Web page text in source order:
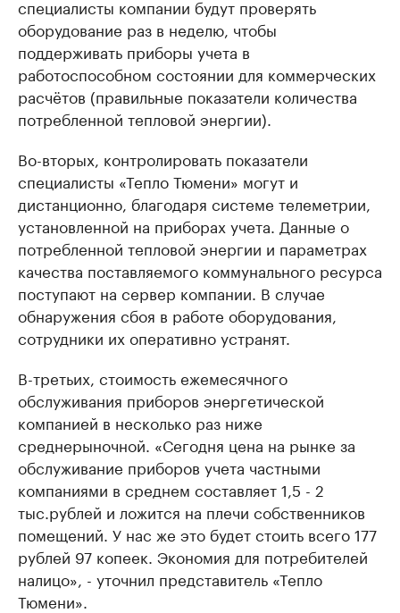
специалисты компании будут проверять
оборудование раз в неделю, чтобы
поддерживать приборы учета в
работоспособном состоянии для коммерческих
расчётов (правильные показатели количества
потребленной тепловой энергии).
Во-вторых, контролировать показатели
специалисты «Тепло Тюмени» могут и
дистанционно, благодаря системе телеметрии,
установленной на приборах учета. Данные о
потребленной тепловой энергии и параметрах
качества поставляемого коммунального ресурса
поступают на сервер компании. В случае
обнаружения сбоя в работе оборудования,
сотрудники их оперативно устранят.
В-третьих, стоимость ежемесячного
обслуживания приборов энергетической
компанией в несколько раз ниже
среднерыночной. «Сегодня цена на рынке за
обслуживание приборов учета частными
компаниями в среднем составляет 1,5 - 2
тыс.рублей и ложится на плечи собственников
помещений. У нас же это будет стоить всего 177
рублей 97 копеек. Экономия для потребителей
налицо», - уточнил представитель «Тепло
Тюмени».